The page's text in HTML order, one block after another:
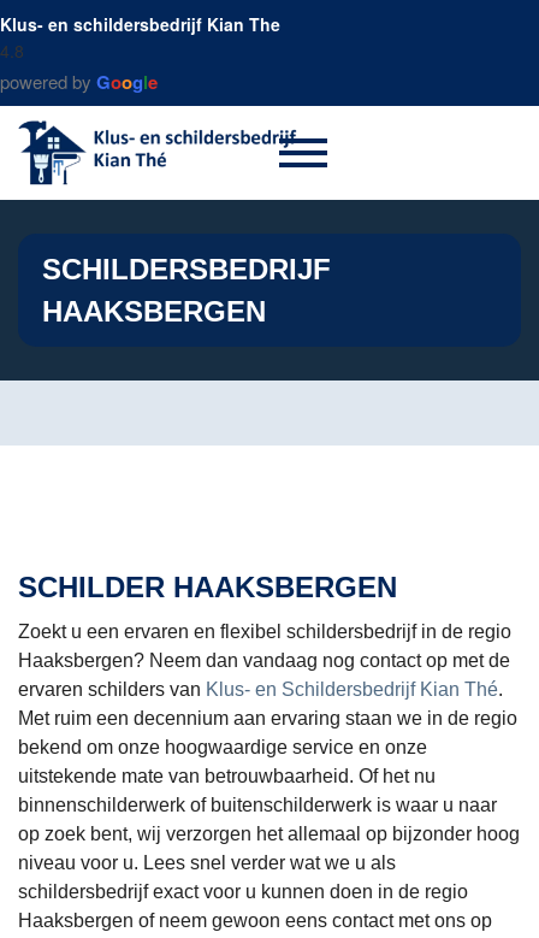
Klus- en schildersbedrijf Kian The
4.8
powered by Google
SCHILDERSBEDRIJF
HAAKSBERGEN
SCHILDER HAAKSBERGEN
Zoekt u een ervaren en flexibel schildersbedrijf in de regio
Haaksbergen? Neem dan vandaag nog contact op met de
ervaren schilders van Klus- en Schildersbedrijf Kian Thé.
Met ruim een decennium aan ervaring staan we in de regio
bekend om onze hoogwaardige service en onze
uitstekende mate van betrouwbaarheid. Of het nu
binnenschilderwerk of buitenschilderwerk is waar u naar
op zoek bent, wij verzorgen het allemaal op bijzonder hoog
niveau voor u. Lees snel verder wat we u als
schildersbedrijf exact voor u kunnen doen in de regio
Haaksbergen of neem gewoon eens contact met ons op